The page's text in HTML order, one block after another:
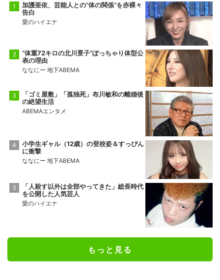
加護亜依、芸能人との“体の関係”を赤裸々
告白
愛のハイエナ
“体重72キロの北川景子”ぽっちゃり体型公
表の理由
ななにー 地下ABEMA
「ゴミ屋敷」「孤独死」布川敏和の離婚後
の絶望生活
ABEMAエンタメ
小学生ギャル（12歳）の登校姿＆すっぴん
に衝撃
ななにー 地下ABEMA
「人殺す以外は全部やってきた」総長時代
を公開した人気芸人
愛のハイエナ
もっと見る